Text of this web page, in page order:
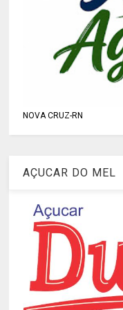
NOVA CRUZ-RN
AÇUCAR DO MEL